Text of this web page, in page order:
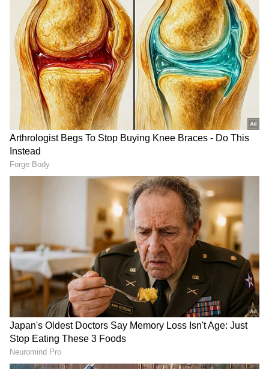
Image Credit :Instagram
ಮದುವೆ ಯಾವಾಗ
ಆದರೆ, ರಿಯಲ್‌ ಲೈಫ್‌ನಲ್ಲಿ ಮಾತ್ರ ಕರ್ಣ ಅಂದ್ರೆ ಕಿರಣ್‌
ರಾಜ್‌ ಅವರ ಬ್ಯಾಚುಲರ್‌ ಆಗಿದ್ದು, ಮದುವೆ ಯಾವಾಗ
ಯಾವಾಗ ಎನ್ನುವ ಪ್ರಶ್ನೆ ಎದುರಾಗುತ್ತಲೇ ಇರುತ್ತದೆ.
kannada_pichharಗೆ ನೀಡಿರುವ ಸಂದರ್ಶನದಲ್ಲಿ ಇದೀಗ
ಅವರು ಮದುವೆಯ ಬಗ್ಗೆ ಕೆಲವೊಂದು ಕುತೂಹಲದ
ಅಂಶಗಳನ್ನು ಶೇರ್‌ ಮಾಡಿಕೊಂಡಿದ್ದಾರೆ.
Karna Serial: ಅವಿವಾಹಿತ ಕಿರಣ್​ ರಾಜ್​ ಸಕ್ಸಸ್​
ಹಿಂದಿರೋದು ಇಬ್ಬಿಬ್ಬರು ಸುಂದರಿಯರು! ಕೊನೆಗೂ
ಸೀಕ್ರೆಟ್​ ರಿವೀಲ್​
Karna ಸೀರಿಯಲ್​ಗೆ ಎರಡೆರಡು ಬಾರಿ ಅದೃಷ್ಟ ತಂದ
TRP King ಕಿರಣ್​ ರಾಜ್​ ರೋಚಕ ಸ್ಟೋರಿ
3
6